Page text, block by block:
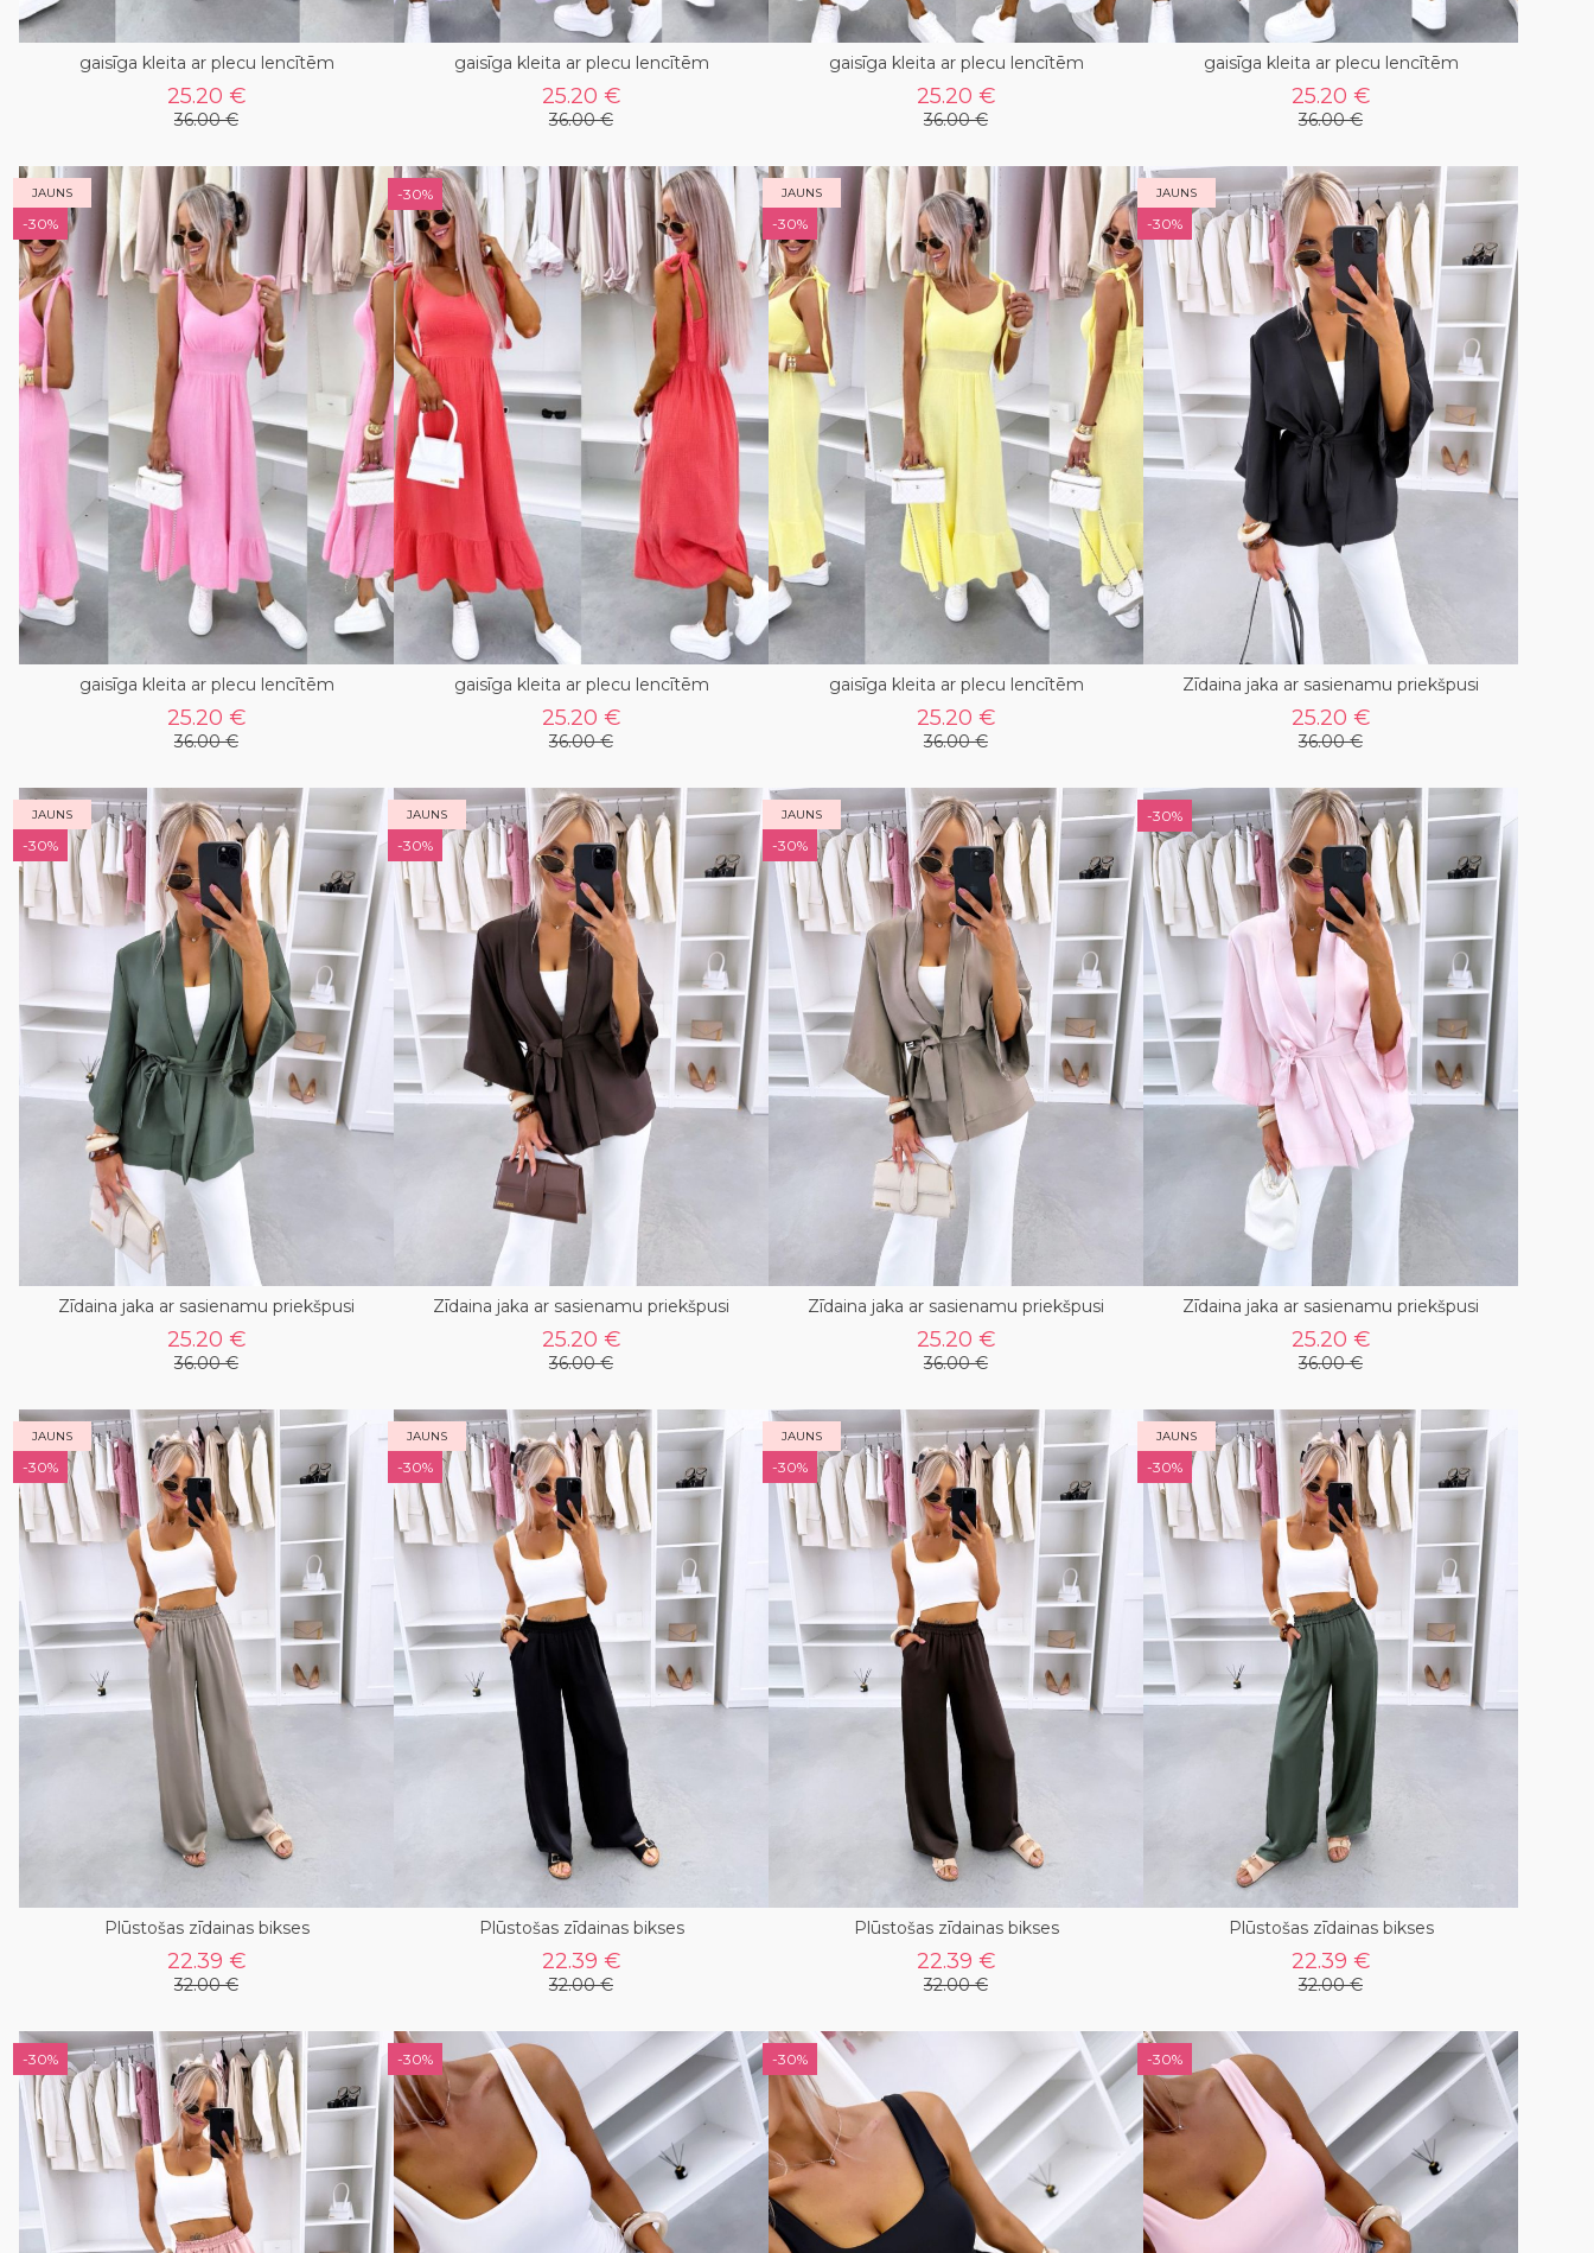
gaisīga kleita ar plecu lencītēm
25.20 €
36.00 €
gaisīga kleita ar plecu lencītēm
25.20 €
36.00 €
gaisīga kleita ar plecu lencītēm
25.20 €
36.00 €
gaisīga kleita ar plecu lencītēm
25.20 €
36.00 €
JAUNS
-30%
gaisīga kleita ar plecu lencītēm
25.20 €
36.00 €
-30%
gaisīga kleita ar plecu lencītēm
25.20 €
36.00 €
JAUNS
-30%
gaisīga kleita ar plecu lencītēm
25.20 €
36.00 €
JAUNS
-30%
Zīdaina jaka ar sasienamu priekšpusi
25.20 €
36.00 €
JAUNS
-30%
Zīdaina jaka ar sasienamu priekšpusi
25.20 €
36.00 €
JAUNS
-30%
Zīdaina jaka ar sasienamu priekšpusi
25.20 €
36.00 €
JAUNS
-30%
Zīdaina jaka ar sasienamu priekšpusi
25.20 €
36.00 €
-30%
Zīdaina jaka ar sasienamu priekšpusi
25.20 €
36.00 €
JAUNS
-30%
Plūstošas zīdainas bikses
22.39 €
32.00 €
JAUNS
-30%
Plūstošas zīdainas bikses
22.39 €
32.00 €
JAUNS
-30%
Plūstošas zīdainas bikses
22.39 €
32.00 €
JAUNS
-30%
Plūstošas zīdainas bikses
22.39 €
32.00 €
-30% -30% -30% -30%